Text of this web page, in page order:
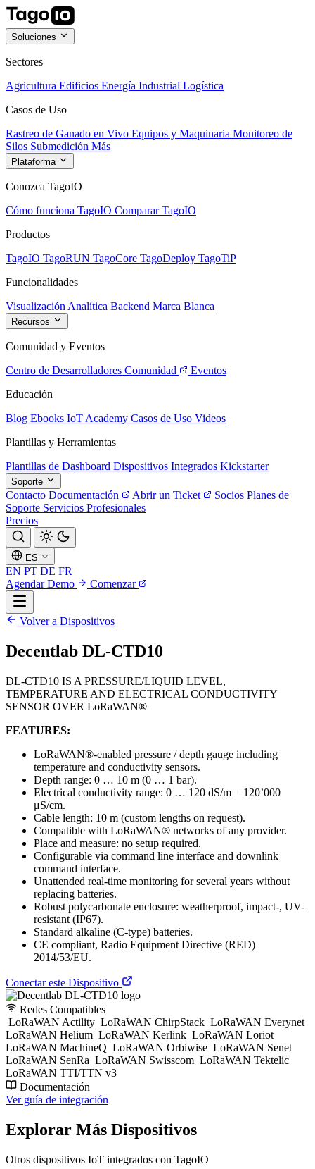
Soluciones
Sectores
Agricultura Edificios Energía Industrial Logística
Casos de Uso
Rastreo de Ganado en Vivo Equipos y Maquinaria Monitoreo de
Silos Submedición Más
Plataforma
Conozca TagoIO
Cómo funciona TagoIO Comparar TagoIO
Productos
TagoIO TagoRUN TagoCore TagoDeploy TagoTiP
Funcionalidades
Visualización Analítica Backend Marca Blanca
Recursos
Comunidad y Eventos
Centro de Desarrolladores Comunidad
Eventos
Educación
Blog Ebooks IoT Academy Casos de Uso Videos
Plantillas y Herramientas
Plantillas de Dashboard Dispositivos Integrados Kickstarter
Soporte
Contacto Documentación Abrir un Ticket Socios Planes de
Soporte Servicios Profesionales
Precios
ES
EN PT DE FR
Agendar Demo
Comenzar
Volver a Dispositivos
Decentlab DL-CTD10
DL-CTD10 IS A PRESSURE/LIQUID LEVEL,
TEMPERATURE AND ELECTRICAL CONDUCTIVITY
SENSOR OVER LoRaWAN®
FEATURES:
LoRaWAN®-enabled pressure / depth gauge including
temperature and conductivity sensors.
Depth range: 0 … 10 m (0 … 1 bar).
Electrical conductivity range: 0 … 120 dS/m = 120’000
μS/cm.
Cable length: 10 m (custom lengths on request).
Compatible with LoRaWAN® networks of any provider.
Place and measure: no setup required.
Configurable via command line interface and downlink
command interface.
Unattended real-time monitoring for several years without
replacing batteries.
Robust polycarbonate enclosure: weatherproof, impact-, UV-
resistant (IP67).
Standard alkaline (C-type) batteries.
CE compliant, Radio Equipment Directive (RED)
2014/53/EU.
Conectar este Dispositivo
Redes Compatibles
LoRaWAN Actility LoRaWAN ChirpStack LoRaWAN Everynet
LoRaWAN Helium LoRaWAN Kerlink LoRaWAN Loriot
LoRaWAN MachineQ LoRaWAN Orbiwise LoRaWAN Senet
LoRaWAN SenRa LoRaWAN Swisscom LoRaWAN Tektelic
LoRaWAN TTI/TTN v3
Documentación
Ver guía de integración
Explorar Más Dispositivos
Otros dispositivos IoT integrados con TagoIO